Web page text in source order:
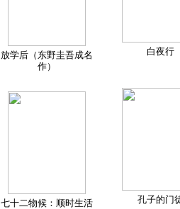
放学后（东野圭吾成名
作）
白夜行
七十二物候：顺时生活 孔子的门